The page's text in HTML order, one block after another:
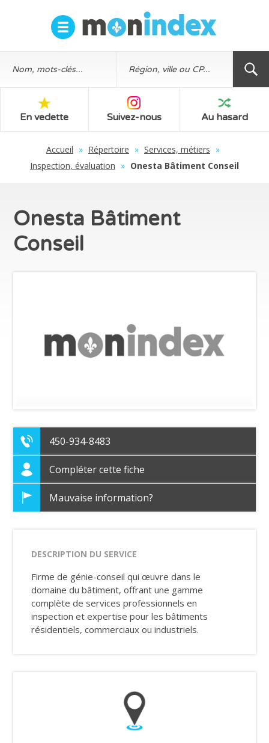
En vedette Suivez-nous Au hasard
Accueil » Répertoire » Services, métiers »
Inspection, évaluation » Onesta Bâtiment Conseil
Onesta Bâtiment
Conseil
450-934-8483
Compléter cette fiche
Mauvaise information?
DESCRIPTION DU SERVICE
Firme de génie-conseil qui œuvre dans le
domaine du bâtiment, offrant une gamme
complète de services professionnels en
inspection et expertise pour les bâtiments
résidentiels, commerciaux ou industriels.